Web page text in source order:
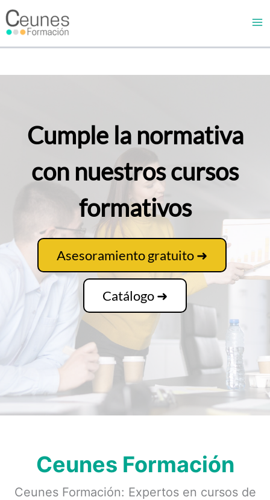
al
contenido
Cumple la normativa
con nuestros cursos
formativos
Asesoramiento gratuito ➜
Catálogo ➜
Ceunes Formación
Ceunes Formación: Expertos en cursos de